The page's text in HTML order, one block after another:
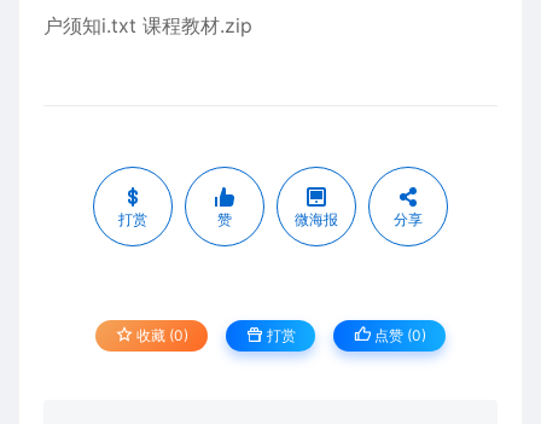
户须知i.txt 课程教材.zip
打赏 赞 微海报 分享
收藏 (0) 打赏 点赞 (0)